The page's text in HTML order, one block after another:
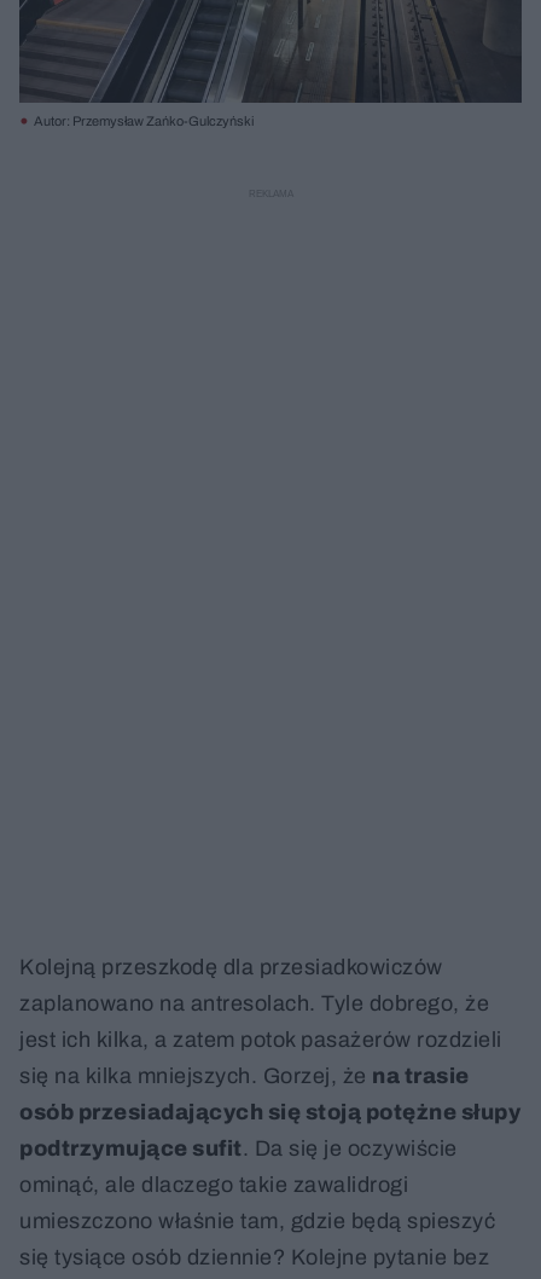
Autor: Przemysław Zańko-Gulczyński
Kolejną przeszkodę dla przesiadkowiczów
zaplanowano na antresolach. Tyle dobrego, że
jest ich kilka, a zatem potok pasażerów rozdzieli
się na kilka mniejszych. Gorzej, że na trasie
osób przesiadających się stoją potężne słupy
podtrzymujące sufit . Da się je oczywiście
ominąć, ale dlaczego takie zawalidrogi
umieszczono właśnie tam, gdzie będą spieszyć
się tysiące osób dziennie? Kolejne pytanie bez